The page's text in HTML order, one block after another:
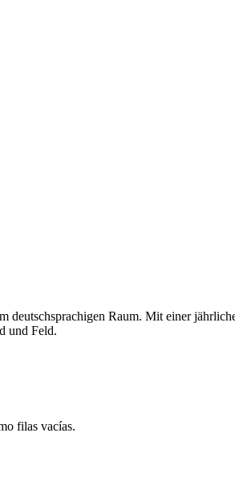
Raum. Mit einer
und Feld.
filas vacías.